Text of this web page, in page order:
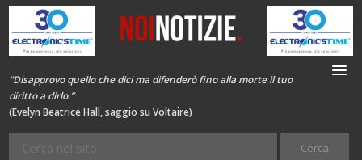
“Disapprovo quello che dici ma difenderò fino alla morte il tuo
diritto a dirlo.”
(Evelyn Beatrice Hall, saggio su Voltaire)